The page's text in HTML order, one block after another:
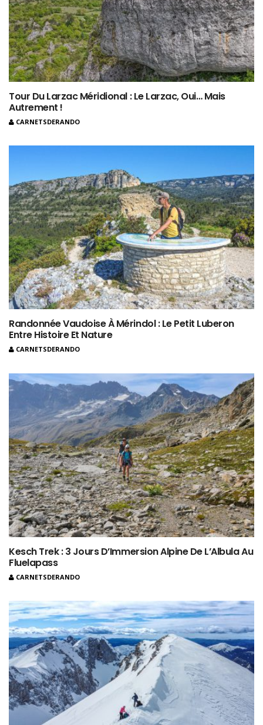
Tour Du Larzac Méridional : Le Larzac, Oui… Mais
Autrement !
CARNETSDERANDO
Randonnée Vaudoise À Mérindol : Le Petit Luberon
Entre Histoire Et Nature
CARNETSDERANDO
Kesch Trek : 3 Jours D’Immersion Alpine De L’Albula Au
Fluelapass
CARNETSDERANDO